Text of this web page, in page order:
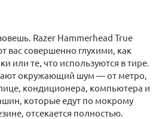
Razer Hammerhead True
вас совершенно глухими, как
или те, что используются в тире.
окружающий шум — от метро,
кондиционера, компьютера и
которые едут по мокрому
отсекается полностью.